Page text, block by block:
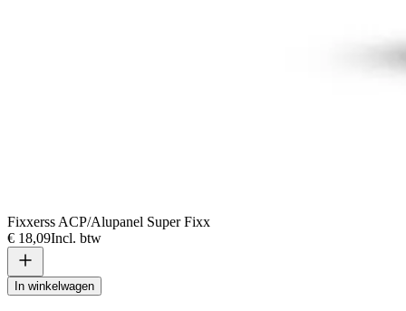
Fixxerss ACP/Alupanel Super Fixx
€ 18,09Incl. btw
In winkelwagen